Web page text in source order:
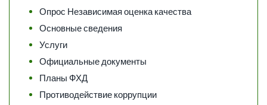
Опрос Независимая оценка качества
Основные сведения
Услуги
Официальные документы
Планы ФХД
Противодействие коррупции